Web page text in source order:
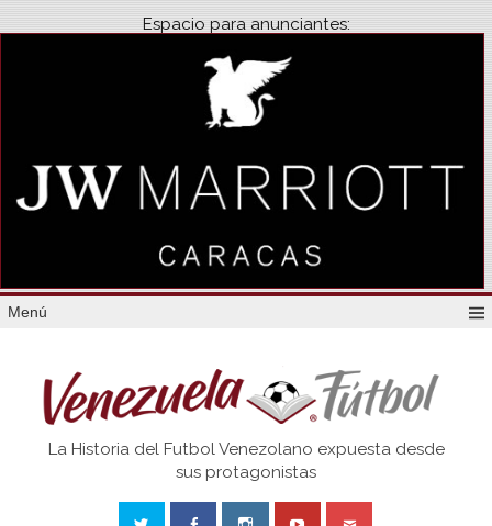
Espacio para anunciantes:
Menú
Venezuela
La Historia del Futbol Venezolano expuesta desde
sus protagonistas